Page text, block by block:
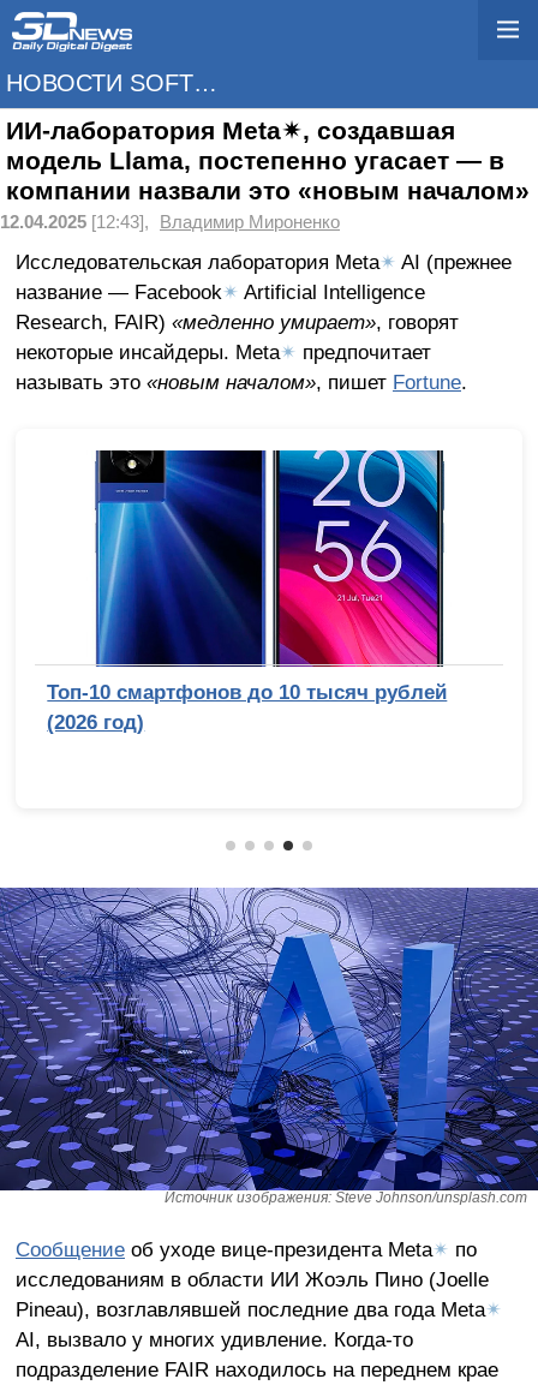
НОВОСТИ SOFTWARE
ИИ-лаборатория Meta✴, создавшая
модель Llama, постепенно угасает — в
компании назвали это «новым началом»
12.04.2025 [12:43], Владимир Мироненко
Исследовательская лаборатория Meta✴ AI (прежнее
название — Facebook✴ Artificial Intelligence
Research, FAIR) «медленно умирает», говорят
некоторые инсайдеры. Meta✴ предпочитает
называть это «новым началом», пишет Fortune.
Топ-10 смартфонов до 10 тысяч рублей
(2026 год)
Источник изображения: Steve Johnson/unsplash.com
Сообщениеоб уходе вице-президента Meta✴ по
исследованиям в области ИИ Жоэль Пино (Joelle
Pineau), возглавлявшей последние два года Meta✴
AI, вызвало у многих удивление. Когда-то
подразделение FAIR находилось на переднем крае